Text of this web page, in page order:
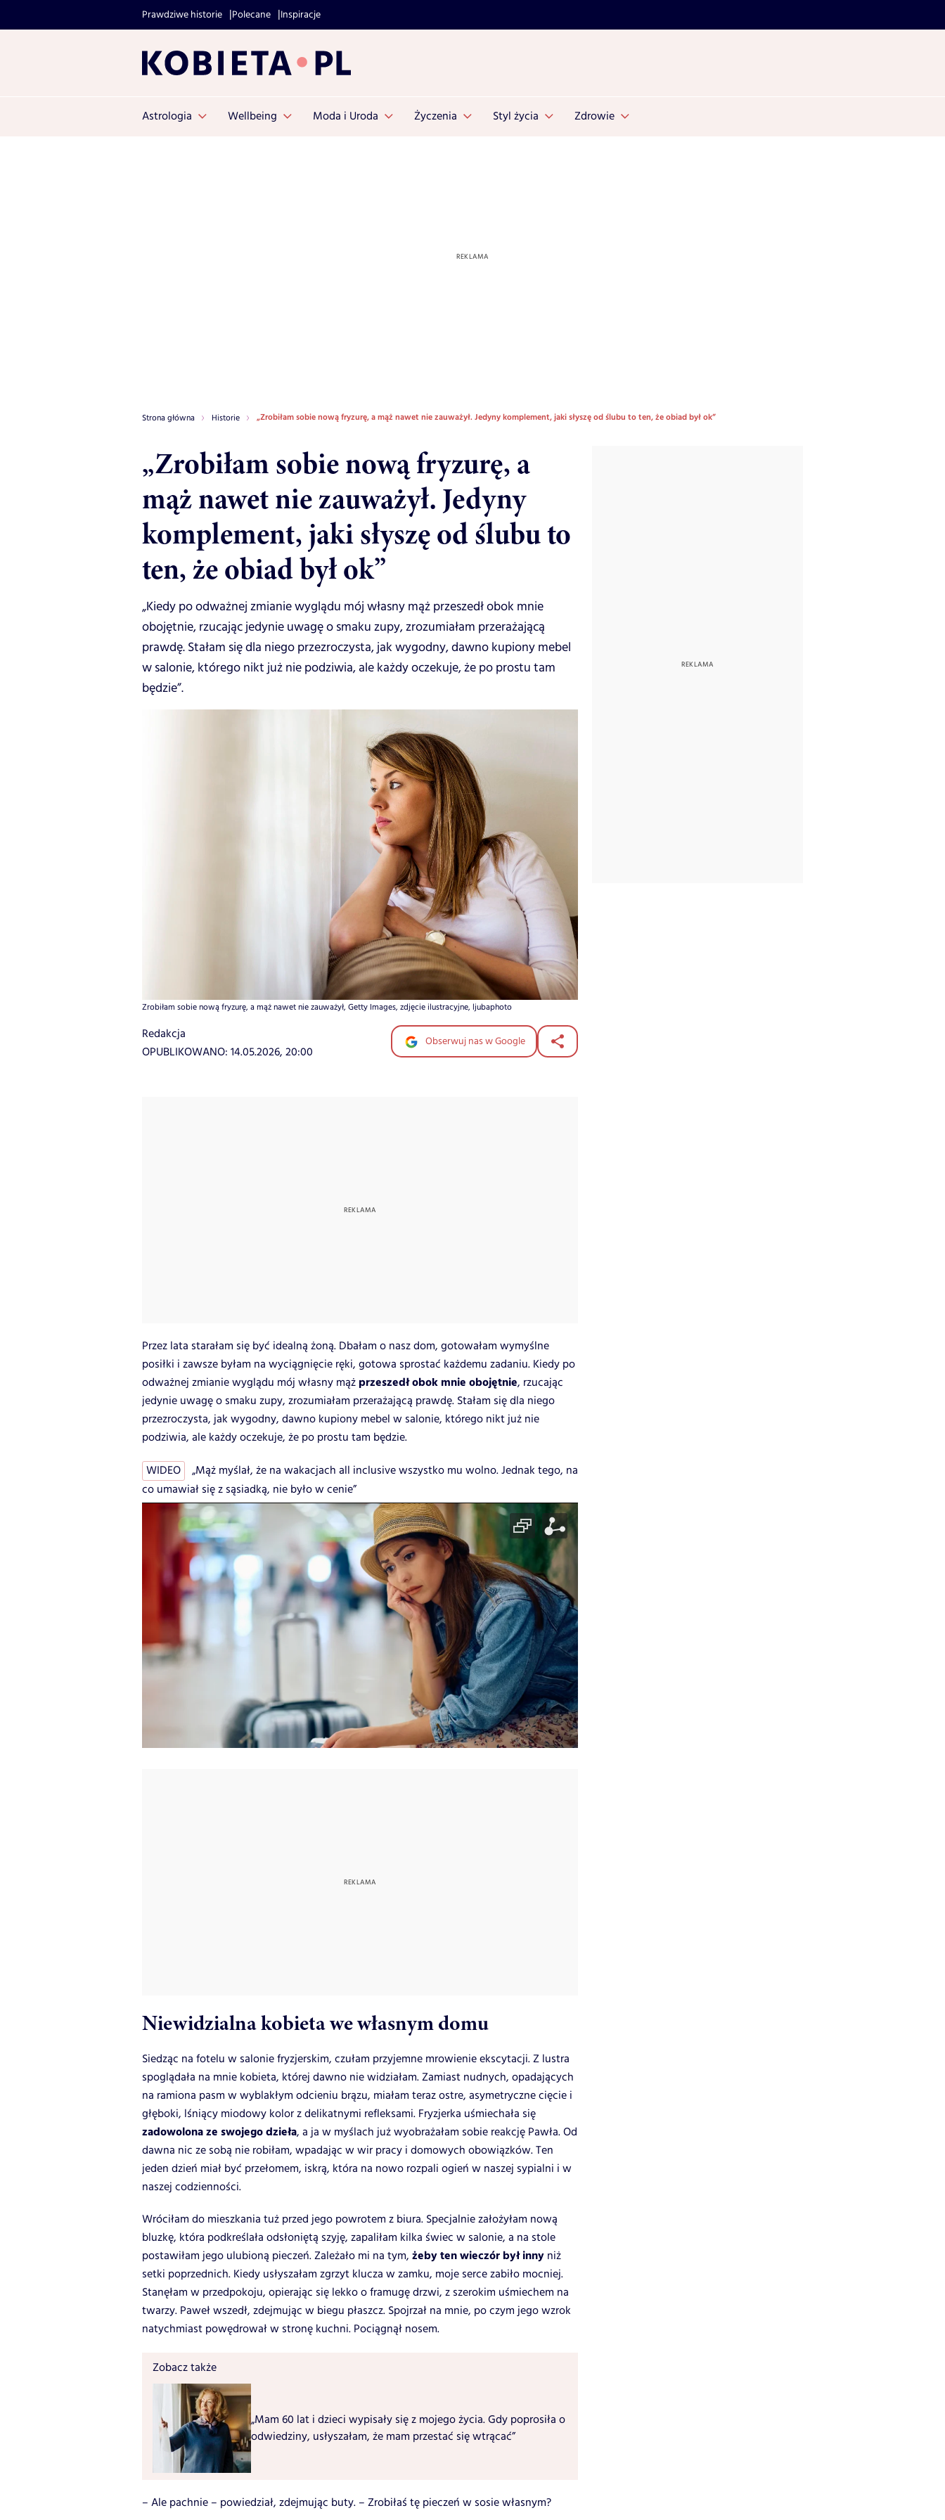
Prawdziwe historie Polecane Inspiracje
Astrologia Wellbeing Moda i Uroda Życzenia Styl życia Zdrowie
Strona główna Historie „Zrobiłam sobie nową fryzurę, a mąż nawet nie zauważył. Jedyny komplement, jaki słyszę od ślubu to ten, że obiad był ok”
„Zrobiłam sobie nową fryzurę, a
mąż nawet nie zauważył. Jedyny
komplement, jaki słyszę od ślubu to
ten, że obiad był ok”
„Kiedy po odważnej zmianie wyglądu mój własny mąż przeszedł obok mnie
obojętnie, rzucając jedynie uwagę o smaku zupy, zrozumiałam przerażającą
prawdę. Stałam się dla niego przezroczysta, jak wygodny, dawno kupiony mebel
w salonie, którego nikt już nie podziwia, ale każdy oczekuje, że po prostu tam
będzie”.
Zrobiłam sobie nową fryzurę, a mąż nawet nie zauważył, Getty Images, zdjęcie ilustracyjne, ljubaphoto
Redakcja
OPUBLIKOWANO: 14.05.2026, 20:00
Obserwuj nas w Google
Przez lata starałam się być idealną żoną. Dbałam o nasz dom, gotowałam wymyślne
posiłki i zawsze byłam na wyciągnięcie ręki, gotowa sprostać każdemu zadaniu. Kiedy po
odważnej zmianie wyglądu mój własny mąż przeszedł obok mnie obojętnie, rzucając
jedynie uwagę o smaku zupy, zrozumiałam przerażającą prawdę. Stałam się dla niego
przezroczysta, jak wygodny, dawno kupiony mebel w salonie, którego nikt już nie
podziwia, ale każdy oczekuje, że po prostu tam będzie.
WIDEO
„Mąż myślał, że na wakacjach all inclusive wszystko mu wolno. Jednak tego, na
co umawiał się z sąsiadką, nie było w cenie”
Niewidzialna kobieta we własnym domu
Siedząc na fotelu w salonie fryzjerskim, czułam przyjemne mrowienie ekscytacji. Z lustra
spoglądała na mnie kobieta, której dawno nie widziałam. Zamiast nudnych, opadających
na ramiona pasm w wyblakłym odcieniu brązu, miałam teraz ostre, asymetryczne cięcie i
głęboki, lśniący miodowy kolor z delikatnymi refleksami. Fryzjerka uśmiechała się
zadowolona ze swojego dzieła, a ja w myślach już wyobrażałam sobie reakcję Pawła. Od
dawna nic ze sobą nie robiłam, wpadając w wir pracy i domowych obowiązków. Ten
jeden dzień miał być przełomem, iskrą, która na nowo rozpali ogień w naszej sypialni i w
naszej codzienności.
Wróciłam do mieszkania tuż przed jego powrotem z biura. Specjalnie założyłam nową
bluzkę, która podkreślała odsłoniętą szyję, zapaliłam kilka świec w salonie, a na stole
postawiłam jego ulubioną pieczeń. Zależało mi na tym, żeby ten wieczór był inny niż
setki poprzednich. Kiedy usłyszałam zgrzyt klucza w zamku, moje serce zabiło mocniej.
Stanęłam w przedpokoju, opierając się lekko o framugę drzwi, z szerokim uśmiechem na
twarzy. Paweł wszedł, zdejmując w biegu płaszcz. Spojrzał na mnie, po czym jego wzrok
natychmiast powędrował w stronę kuchni. Pociągnął nosem.
Zobacz także
„Mam 60 lat i dzieci wypisały się z mojego życia. Gdy poprosiła o
odwiedziny, usłyszałam, że mam przestać się wtrącać”
– Ale pachnie – powiedział, zdejmując buty. – Zrobiłaś tę pieczeń w sosie własnym?